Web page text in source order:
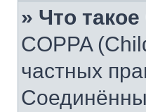
» Что такое
COPPA
частных